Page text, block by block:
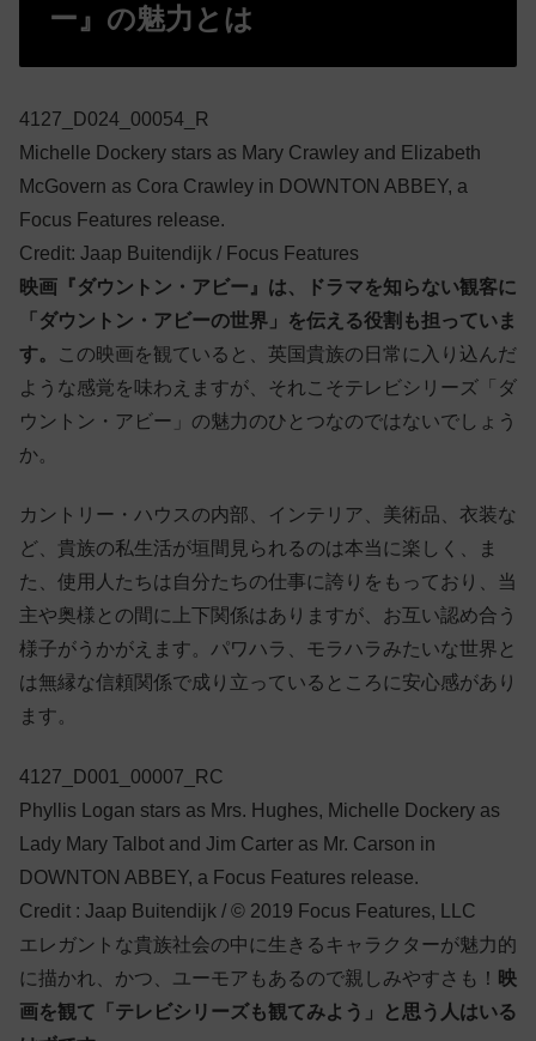
ー』の魅力とは
4127_D024_00054_R
Michelle Dockery stars as Mary Crawley and Elizabeth
McGovern as Cora Crawley in DOWNTON ABBEY, a
Focus Features release.
Credit: Jaap Buitendijk / Focus Features
映画『ダウントン・アビー』は、ドラマを知らない観客に
「ダウントン・アビーの世界」を伝える役割も担っていま
す。
この映画を観ていると、英国貴族の日常に入り込んだ
ような感覚を味わえますが、それこそテレビシリーズ「ダ
ウントン・アビー」の魅力のひとつなのではないでしょう
か。
カントリー・ハウスの内部、インテリア、美術品、衣装な
ど、貴族の私生活が垣間見られるのは本当に楽しく、ま
た、使用人たちは自分たちの仕事に誇りをもっており、当
主や奥様との間に上下関係はありますが、お互い認め合う
様子がうかがえます。パワハラ、モラハラみたいな世界と
は無縁な信頼関係で成り立っているところに安心感があり
ます。
4127_D001_00007_RC
Phyllis Logan stars as Mrs. Hughes, Michelle Dockery as
Lady Mary Talbot and Jim Carter as Mr. Carson in
DOWNTON ABBEY, a Focus Features release.
Credit : Jaap Buitendijk / © 2019 Focus Features, LLC
エレガントな貴族社会の中に生きるキャラクターが魅力的
に描かれ、かつ、ユーモアもあるので親しみやすさも！ 映
画を観て「テレビシリーズも観てみよう」と思う人はいる